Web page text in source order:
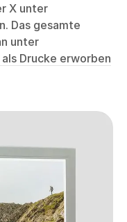
X unter
Das gesamte
unter
Drucke erworben